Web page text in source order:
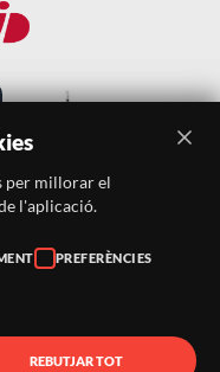
drets reservats · Web
per millorar el
l'aplicació.
PREFERÈNCIES
REBUTJAR TOT